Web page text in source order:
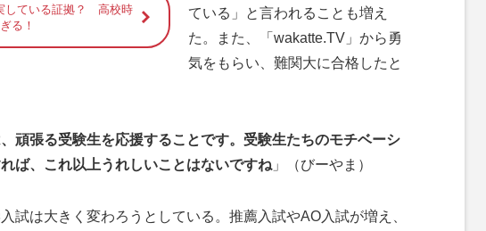
している証拠？ 高校時
る！
ている」と言われることも増え
た。また、「wakatte.TV」から勇
気をもらい、難関大に合格したと
頑張る受験生を応援することです。受験生たちのモチベーシ
ば、これ以上うれしいことはないですね 」（びーやま）
試は大きく変わろうとしている。推薦入試やAO入試が増え、